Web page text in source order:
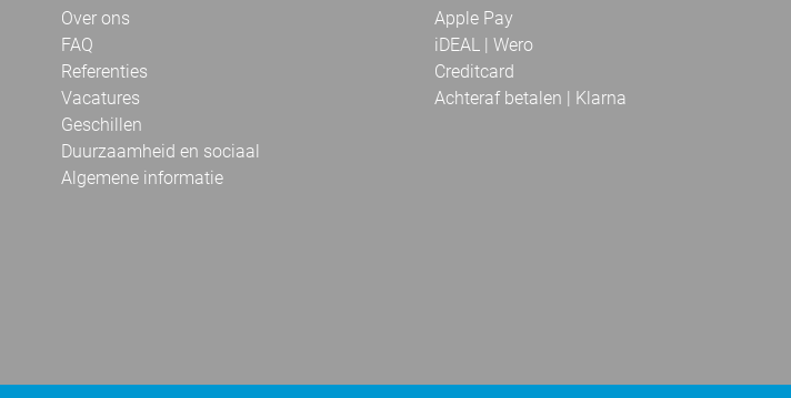
Over ons
FAQ
Referenties
Vacatures
Geschillen
Duurzaamheid en sociaal
Algemene informatie
Apple Pay
iDEAL | Wero
Creditcard
Achteraf betalen | Klarna